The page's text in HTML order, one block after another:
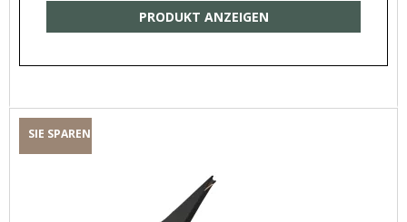
PRODUKT ANZEIGEN
SIE SPAREN